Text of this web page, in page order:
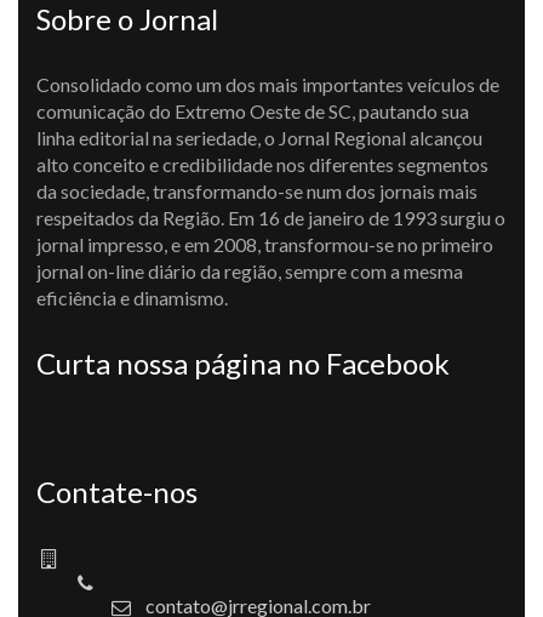
Sobre o Jornal
Consolidado como um dos mais importantes veículos de
comunicação do Extremo Oeste de SC, pautando sua
linha editorial na seriedade, o Jornal Regional alcançou
alto conceito e credibilidade nos diferentes segmentos
da sociedade, transformando-se num dos jornais mais
respeitados da Região. Em 16 de janeiro de 1993 surgiu o
jornal impresso, e em 2008, transformou-se no primeiro
jornal on-line diário da região, sempre com a mesma
eficiência e dinamismo.
Curta nossa página no Facebook
Contate-nos
contato@jrregional.com.br